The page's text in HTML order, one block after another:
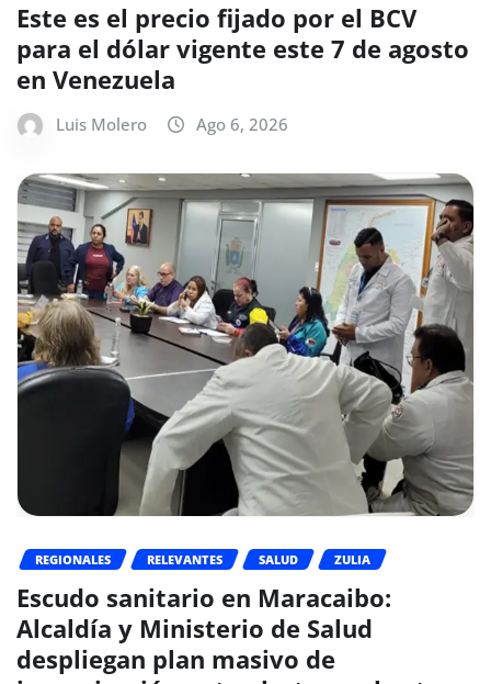
Este es el precio fijado por el BCV
para el dólar vigente este 7 de agosto
en Venezuela
Luis Molero Ago 6, 2026
REGIONALES RELEVANTES SALUD ZULIA
Escudo sanitario en Maracaibo:
Alcaldía y Ministerio de Salud
despliegan plan masivo de